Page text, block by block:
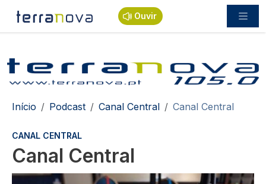
Passar para o conteúdo principal
Ouvir
Navegação estrutural
Início Podcast Canal Central Canal Central
CANAL CENTRAL
Canal Central